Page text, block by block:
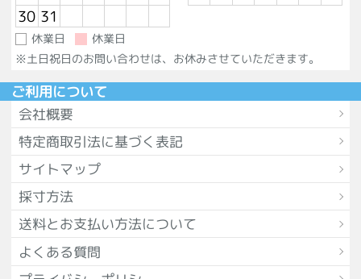
30 31
休業日
休業日
※土日祝日のお問い合わせは、お休みさせていただきます。
ご利用について
会社概要
特定商取引法に基づく表記
サイトマップ
採寸方法
送料とお支払い方法について
よくある質問